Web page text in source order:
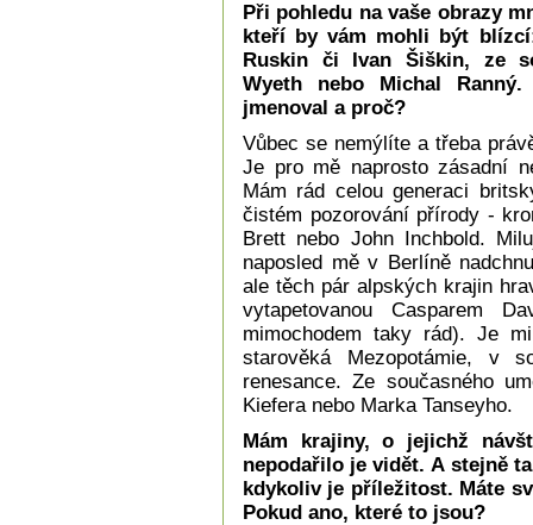
Při pohledu na vaše obrazy
kteří by vám mohli být
Ruskin či Ivan Šiškin, ze
Wyeth nebo Michal
jmenoval a proč?
Vůbec se nemýlíte a třeba
Je pro mě naprosto zásadní
Mám rád celou generaci
čistém pozorování přírody -
Brett nebo John Inchbold.
naposled mě v Berlíně
ale těch pár alpských krajin
vytapetovanou Casparem
mimochodem taky rád). Je
starověká Mezopotámie, v
renesance. Ze současného
Kiefera nebo Marka Tanseyho.
Mám krajiny, o jejichž
nepodařilo je vidět. A stejně
kdykoliv je příležitost. Máte
Pokud ano, které to jsou?